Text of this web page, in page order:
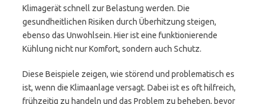
Klimagerät schnell zur Belastung werden. Die
gesundheitlichen Risiken durch Überhitzung steigen,
ebenso das Unwohlsein. Hier ist eine funktionierende
Kühlung nicht nur Komfort, sondern auch Schutz.
Diese Beispiele zeigen, wie störend und problematisch es
ist, wenn die Klimaanlage versagt. Dabei ist es oft hilfreich,
frühzeitig zu handeln und das Problem zu beheben, bevor